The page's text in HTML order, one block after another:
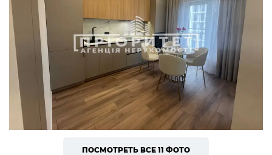
ПОСМОТРЕТЬ ВСЕ 11 ФОТО